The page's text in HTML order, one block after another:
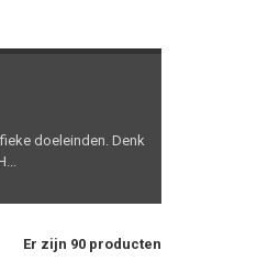
doeleinden. Denk
Er zijn 90 producten